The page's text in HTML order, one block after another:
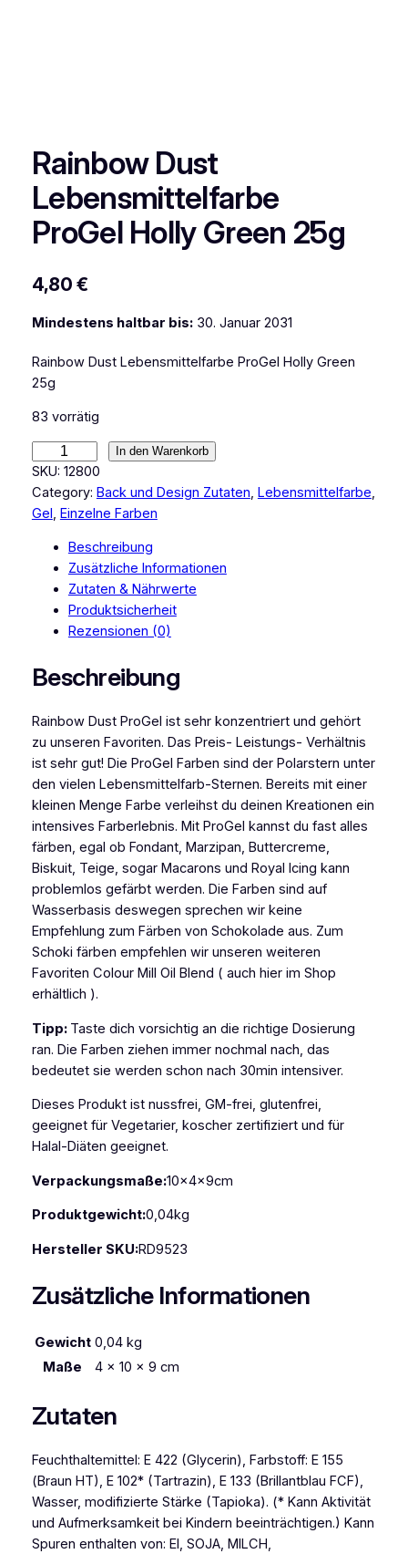
Rainbow Dust
Lebensmittelfarbe
ProGel Holly Green 25g
4,80 €
Mindestens haltbar bis:30. Januar 2031
Rainbow Dust Lebensmittelfarbe ProGel Holly Green
25g
83 vorrätig
a
i
n
L
b
e
n
s
m
i
t
t
e
l
f
a
r
b
P
r
o
G
e
l
o
l
y
r
n
g
e
n
g
e
In den Warenkorb
SKU: 12800
Category: Back und Design Zutaten, Lebensmittelfarbe
Gel, Einzelne Farben
Beschreibung
Zusätzliche Informationen
Zutaten & Nährwerte
Produktsicherheit
Rezensionen (0)
Beschreibung
Rainbow Dust ProGel ist sehr konzentriert und gehört
zu unseren Favoriten. Das Preis- Leistungs- Verhältnis
ist sehr gut! Die ProGel Farben sind der Polarstern unter
den vielen Lebensmittelfarb-Sternen. Bereits mit einer
kleinen Menge Farbe verleihst du deinen Kreationen ein
intensives Farberlebnis. Mit ProGel kannst du fast alles
färben, egal ob Fondant, Marzipan, Buttercreme,
Biskuit, Teige, sogar Macarons und Royal Icing kann
problemlos gefärbt werden. Die Farben sind auf
Wasserbasis deswegen sprechen wir keine
Empfehlung zum Färben von Schokolade aus. Zum
Schoki färben empfehlen wir unseren weiteren
Favoriten Colour Mill Oil Blend ( auch hier im Shop
erhältlich ).
Tipp: Taste dich vorsichtig an die richtige Dosierung
ran. Die Farben ziehen immer nochmal nach, das
bedeutet sie werden schon nach 30min intensiver.
Dieses Produkt ist nussfrei, GM-frei, glutenfrei,
geeignet für Vegetarier, koscher zertifiziert und für
Halal-Diäten geeignet.
Verpackungsmaße:10x4x9cm
Produktgewicht:0,04kg
Hersteller SKU:RD9523
Zusätzliche Informationen
Gewicht 0,04 kg
Maße
4 × 10 × 9 cm
Zutaten
Feuchthaltemittel: E 422 (Glycerin), Farbstoff: E 155
(Braun HT), E 102* (Tartrazin), E 133 (Brillantblau FCF),
Wasser, modifizierte Stärke (Tapioka). (* Kann Aktivität
und Aufmerksamkeit bei Kindern beeinträchtigen.) Kann
Spuren enthalten von: EI, SOJA, MILCH,